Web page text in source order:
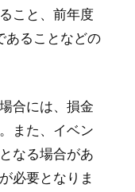
こと、前年度
あることなどの
合には、損金
また、イベン
なる場合があ
必要となりま